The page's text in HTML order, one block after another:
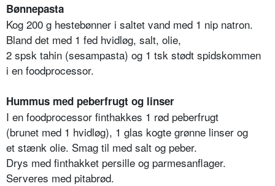
Bønnepasta
Kog 200 g hestebønner i saltet vand med 1 nip natron.
Bland det med 1 fed hvidløg, salt, olie,
2 spsk tahin (sesampasta) og 1 tsk stødt spidskommen
i en foodprocessor.
Hummus med peberfrugt og linser
I en foodprocessor finthakkes 1 rød peberfrugt
(brunet med 1 hvidløg), 1 glas kogte grønne linser og
et stænk olie. Smag til med salt og peber.
Drys med finthakket persille og parmesanflager.
Serveres med pitabrød.